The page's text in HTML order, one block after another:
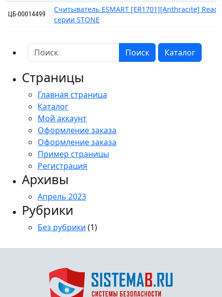
ЦБ-00014499
Считыватель ESMART [ER1701][Anthracite]
серии STONE
Поиск Каталог
Страницы
Главная страница
Каталог
Мой аккаунт
Оформление заказа
Оформление заказа
Пример страницы
Регистрация
Архивы
Апрель 2023
Рубрики
Без рубрики (1)